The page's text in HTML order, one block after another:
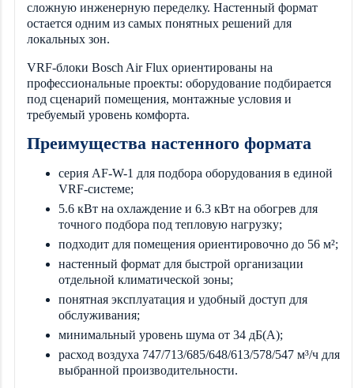
сложную инженерную переделку. Настенный формат
остается одним из самых понятных решений для
локальных зон.
VRF-блоки Bosch Air Flux ориентированы на
профессиональные проекты: оборудование подбирается
под сценарий помещения, монтажные условия и
требуемый уровень комфорта.
Преимущества настенного формата
серия AF-W-1 для подбора оборудования в единой
VRF-системе;
5.6 кВт на охлаждение и 6.3 кВт на обогрев для
точного подбора под тепловую нагрузку;
подходит для помещения ориентировочно до 56 м²;
настенный формат для быстрой организации
отдельной климатической зоны;
понятная эксплуатация и удобный доступ для
обслуживания;
минимальный уровень шума от 34 дБ(А);
расход воздуха 747/713/685/648/613/578/547 м³/ч для
выбранной производительности.